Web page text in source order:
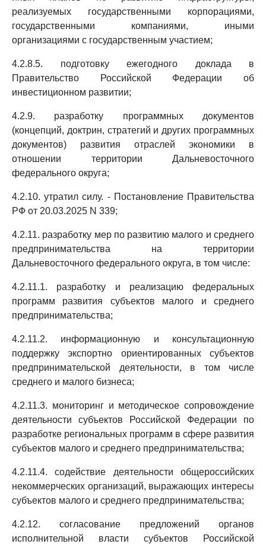
реализуемых государственными корпорациями,
государственными компаниями, иными
организациями с государственным участием;
4.2.8.5. подготовку ежегодного доклада в
Правительство Российской Федерации об
инвестиционном развитии;
4.2.9. разработку программных документов
(концепций, доктрин, стратегий и других программных
документов) развития отраслей экономики в
отношении территории Дальневосточного
федерального округа;
4.2.10. утратил силу. - Постановление Правительства
РФ от 20.03.2025 N 339;
4.2.11. разработку мер по развитию малого и среднего
предпринимательства на территории
Дальневосточного федерального округа, в том числе:
4.2.11.1. разработку и реализацию федеральных
программ развития субъектов малого и среднего
предпринимательства;
4.2.11.2. информационную и консультационную
поддержку экспортно ориентированных субъектов
предпринимательской деятельности, в том числе
среднего и малого бизнеса;
4.2.11.3. мониторинг и методическое сопровождение
деятельности субъектов Российской Федерации по
разработке региональных программ в сфере развития
субъектов малого и среднего предпринимательства;
4.2.11.4. содействие деятельности общероссийских
некоммерческих организаций, выражающих интересы
субъектов малого и среднего предпринимательства;
4.2.12. согласование предложений органов
исполнительной власти субъектов Российской